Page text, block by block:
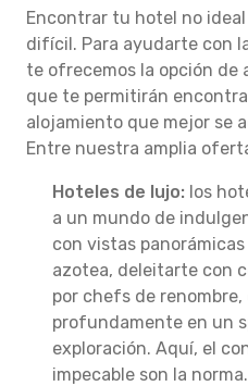
Encontrar tu hotel no
difícil. Para ayudarte con
te ofrecemos la opción de
que te permitirán
alojamiento que mejor se
Entre nuestra amplia
Hoteles de lujo: los
a un mundo de
con vistas
azotea, deleitarte con
por chefs de
profundamente en un
exploración. Aquí, el
impecable son la norma.